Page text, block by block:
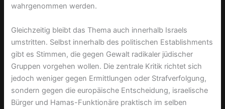
wahrgenommen werden.
Gleichzeitig bleibt das Thema auch innerhalb Israels
umstritten. Selbst innerhalb des politischen Establishments
gibt es Stimmen, die gegen Gewalt radikaler jüdischer
Gruppen vorgehen wollen. Die zentrale Kritik richtet sich
jedoch weniger gegen Ermittlungen oder Strafverfolgung,
sondern gegen die europäische Entscheidung, israelische
Bürger und Hamas-Funktionäre praktisch im selben